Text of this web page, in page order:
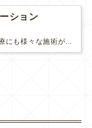
ション